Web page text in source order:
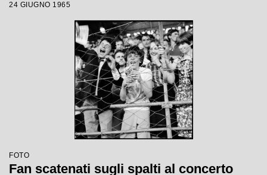
24 GIUGNO 1965
FOTO
Fan scatenati sugli spalti al concerto